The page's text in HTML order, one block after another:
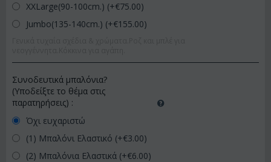
XXLarge(90-100cm.) (+€75.00)
Jumbo(135-140cm.) (+€155.00)
Συνοδευτικά μπαλόνια?
(Υποδείξτε το θέμα στις
παρατηρήσεις) :
Όχι ευχαριστώ
(1) Μπαλόνι Ελαστικό (+€3.00)
(2) Μπαλόνια Ελαστικά (+€6.00)